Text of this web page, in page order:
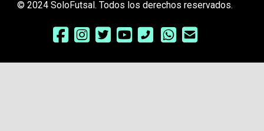
© 2024 SoloFutsal. Todos los derechos reservados.